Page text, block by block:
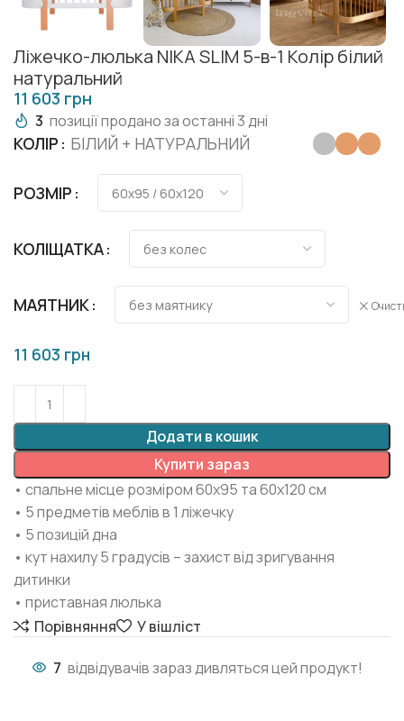
Ліжечко-люлька NIKA SLIM 5-в-1 Колір білий
натуральний
грн
3 позиції продано за останні 3 дні
КОЛІР БІЛИЙ + НАТУРАЛЬНИЙ
РОЗМІР
КОЛІЩАТКА
МАЯТНИК
грн
Додати в кошик
Купити зараз
• спальне місце розміром 60х95 та 60х120 см
• 5 предметів меблів в 1 ліжечку
• 5 позицій дна
• кут нахилу 5 градусів – захист від зригування
дитинки
• приставная люлька
Порівняння
У вішліст
7 відвідувачів зараз дивляться цей продукт!